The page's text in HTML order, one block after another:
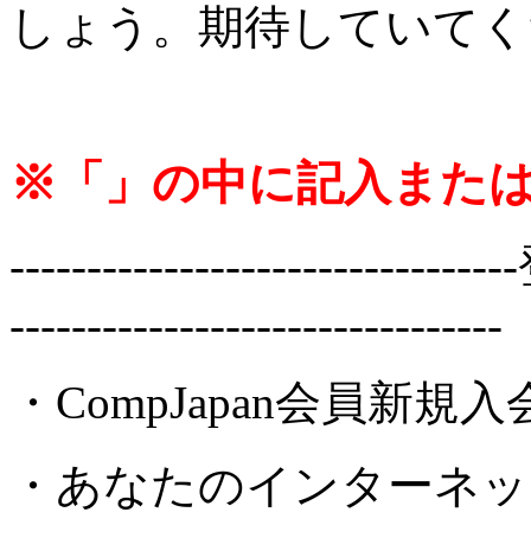
しょう。期待していて
※「」の中に記入また
--------------------------------
・CompJapan会員新規入
・あなたのインターネ